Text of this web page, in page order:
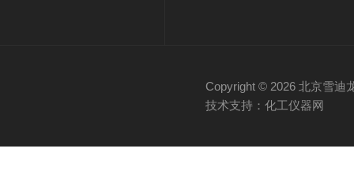
Copyright © 2026 北京雪迪
技术支持：化工仪器网